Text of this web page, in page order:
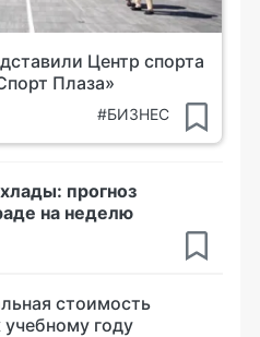
Центр спорта
Плаза»
#БИЗНЕС
прогноз
на неделю
стоимость
году